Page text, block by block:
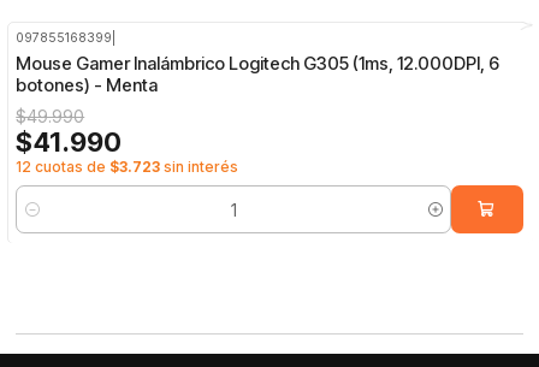
097855168399
Mouse Gamer Inalámbrico Logitech G305 (1ms, 12.000DPI, 6
botones) - Menta
$49.990
$41.990
12 cuotas de $3.723 sin interés
Cantidad